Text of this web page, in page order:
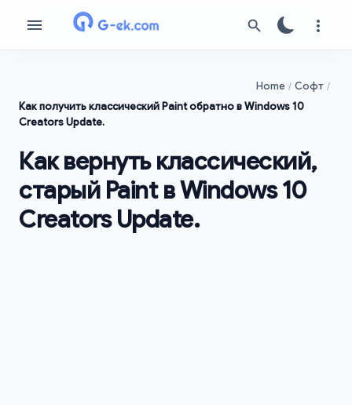
Home
Софт
Как получить классический Paint обратно в Windows 10
Creators Update.
Как вернуть классический,
старый Paint в Windows 10
Creators Update.